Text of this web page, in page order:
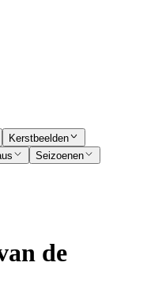
Kerstbeelden
Seizoenen
de